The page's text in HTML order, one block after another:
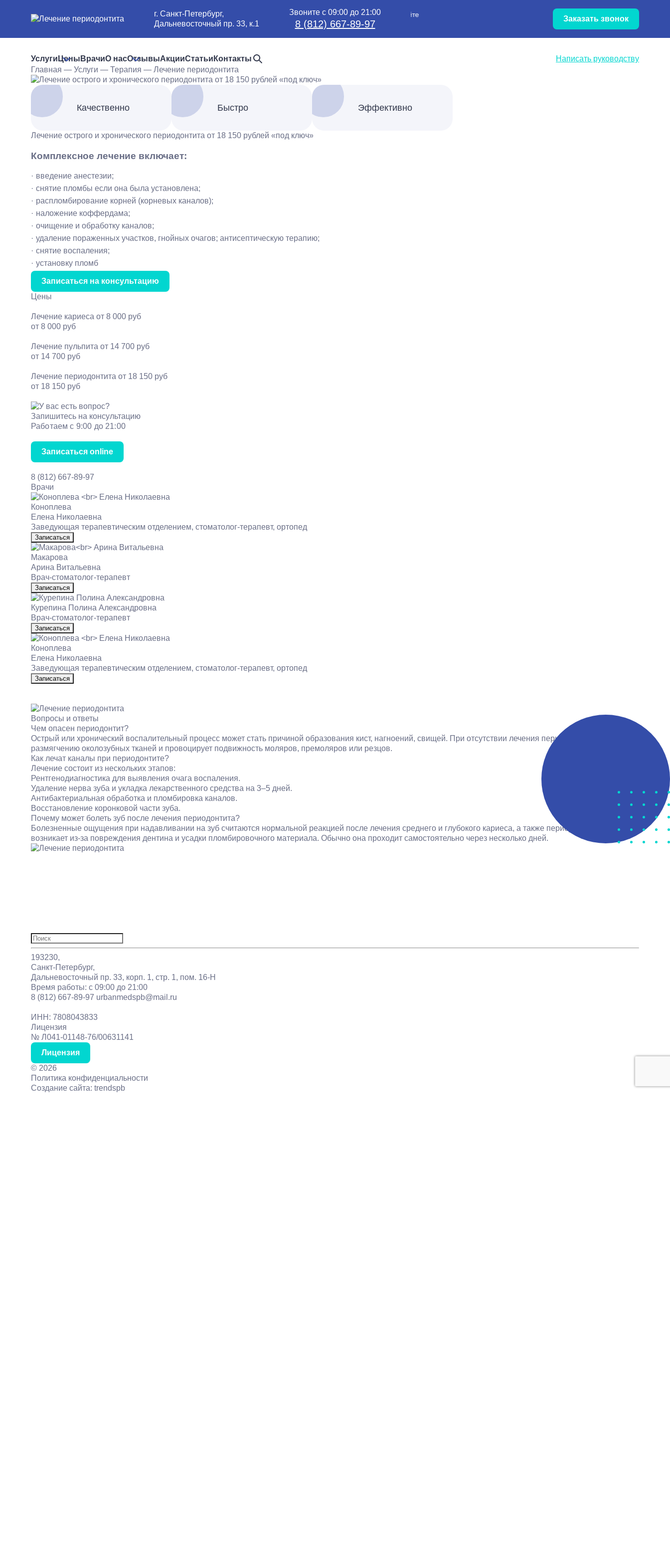
г. Санкт-Петербург,
Дальневосточный пр. 33, к.1
Звоните с 09:00 до 21:00
8 (812) 667-89-97
Обновление цен — уточняйте
цены по телефону
Обновление цен — уточняйте
цены по телефону
Заказать звонок
Услуги Цены ВрачиО насОтзывыАкцииСтатьи Контакты
Написать руководству
Главная — Услуги — Терапия — Лечение периодонтита
Качественно Быстро Эффективно
Лечение острого и хронического периодонтита от 18 150 рублей «под ключ»
Комплексное лечение включает:
введение анестезии;
снятие пломбы если она была установлена;
распломбирование корней (корневых каналов);
наложение коффердама;
очищение и обработку каналов;
удаление пораженных участков, гнойных очагов; антисептическую терапию;
снятие воспаления;
установку пломб
Записаться на консультацию
Цены
Лечение кариеса от 8 000 руб
от 8 000 руб
Лечение пульпита от 14 700 руб
от 14 700 руб
Лечение периодонтита от 18 150 руб
от 18 150 руб
Запишитесь на консультацию
Работаем с 9:00 до 21:00
Записаться online
8 (812) 667-89-97
Врачи
Коноплева
Елена Николаевна
Заведующая терапевтическим отделением, стоматолог-терапевт, ортопед
Записаться
Макарова
Арина Витальевна
Врач‑стоматолог‑терапевт
Записаться
Курепина Полина Александровна
Врач‑стоматолог‑терапевт
Записаться
Коноплева
Елена Николаевна
Заведующая терапевтическим отделением, стоматолог-терапевт, ортопед
Записаться
Вопросы и ответы
Чем опасен периодонтит?
Острый или хронический воспалительный процесс может стать причиной образования кист, нагноений, свищей. При отсутствии лечения периодонтит приводит к
размягчению околозубных тканей и провоцирует подвижность моляров, премоляров или резцов.
Как лечат каналы при периодонтите?
Лечение состоит из нескольких этапов:
Рентгенодиагностика для выявления очага воспаления.
Удаление нерва зуба и укладка лекарственного средства на 3–5 дней.
Антибактериальная обработка и пломбировка каналов.
Восстановление коронковой части зуба.
Почему может болеть зуб после лечения периодонтита?
Болезненные ощущения при надавливании на зуб считаются нормальной реакцией после лечения среднего и глубокого кариеса, а также периодонтита. Боль
возникает из-за повреждения дентина и усадки пломбировочного материала. Обычно она проходит самостоятельно через несколько дней.
Найти:
193230,
Санкт-Петербург,
Дальневосточный пр. 33, корп. 1, стр. 1, пом. 16-Н
Время работы: с 09:00 до 21:00
8 (812) 667-89-97 urbanmedspb@mail.ru
ИНН: 7808043833
Лицензия
№ Л041-01148-76/00631141
Лицензия
© 2026
Политика конфиденциальности
Создание сайта: trendspb